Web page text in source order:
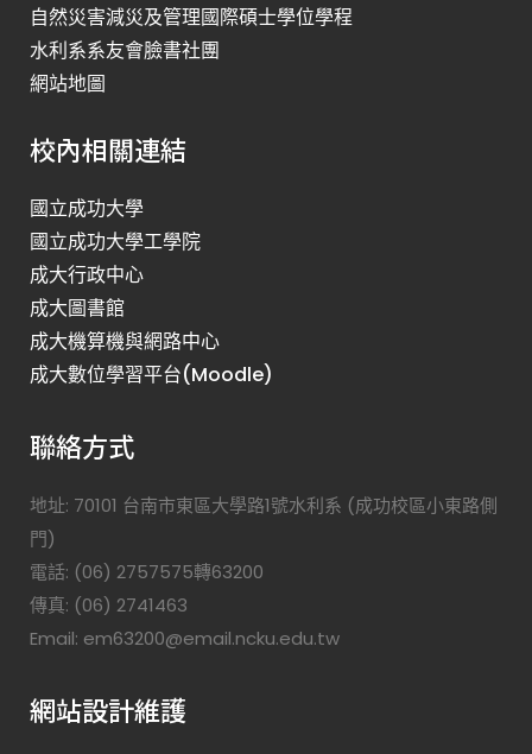
自然災害減災及管理國際碩士學位學程
水利系系友會臉書社團
網站地圖
校內相關連結
國立成功大學
國立成功大學工學院
成大行政中心
成大圖書館
成大機算機與網路中心
成大數位學習平台(Moodle)
聯絡方式
地址: 70101 台南市東區大學路1號水利系 (成功校區小東路側
門)
電話: (06) 2757575轉63200
傳真: (06) 2741463
Email: em63200@email.ncku.edu.tw
網站設計維護